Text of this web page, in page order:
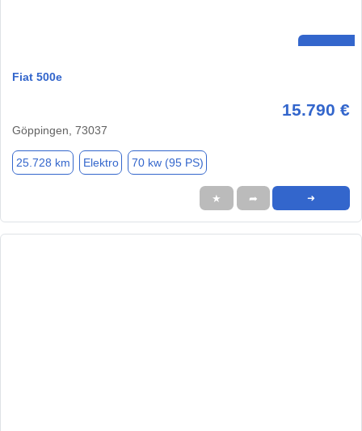
Fiat 500e
15.790 €
Göppingen, 73037
25.728 km Elektro 70 kw (95 PS)
★ ➦ ➜